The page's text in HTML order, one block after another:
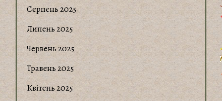
Серпень 2025
Липень 2025
Червень 2025
Травень 2025
Квітень 2025